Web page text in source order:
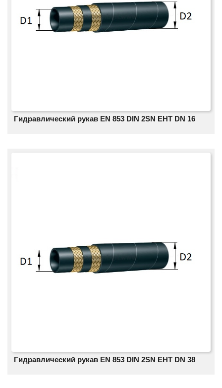
Гидравлический рукав EN 853 DIN 2SN EHT DN 16
Гидравлический рукав EN 853 DIN 2SN EHT DN 38